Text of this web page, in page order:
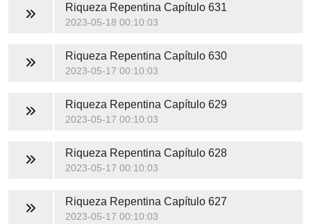
Riqueza Repentina Capítulo 631
2023-05-18 00:10:03
Riqueza Repentina Capítulo 630
2023-05-17 00:10:03
Riqueza Repentina Capítulo 629
2023-05-17 00:10:03
Riqueza Repentina Capítulo 628
2023-05-17 00:10:03
Riqueza Repentina Capítulo 627
2023-05-17 00:10:03